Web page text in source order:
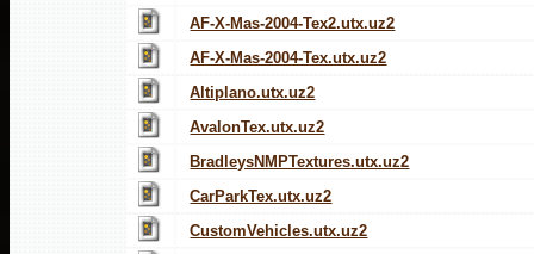
AF-X-Mas-2004-Tex2.utx.uz2
AF-X-Mas-2004-Tex.utx.uz2
Altiplano.utx.uz2
AvalonTex.utx.uz2
BradleysNMPTextures.utx.uz2
CarParkTex.utx.uz2
CustomVehicles.utx.uz2